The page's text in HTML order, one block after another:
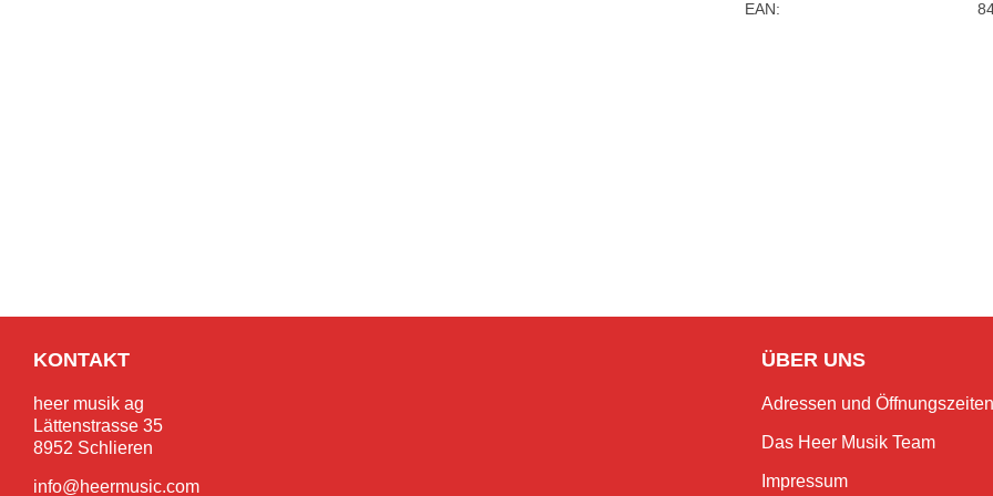
EAN:
KONTAKT
heer musik ag
Lättenstrasse 35
8952 Schlieren
info@heermusic.com
ÜBER UNS
Adressen und Öffnungszeiten
Das Heer Musik Team
Impressum